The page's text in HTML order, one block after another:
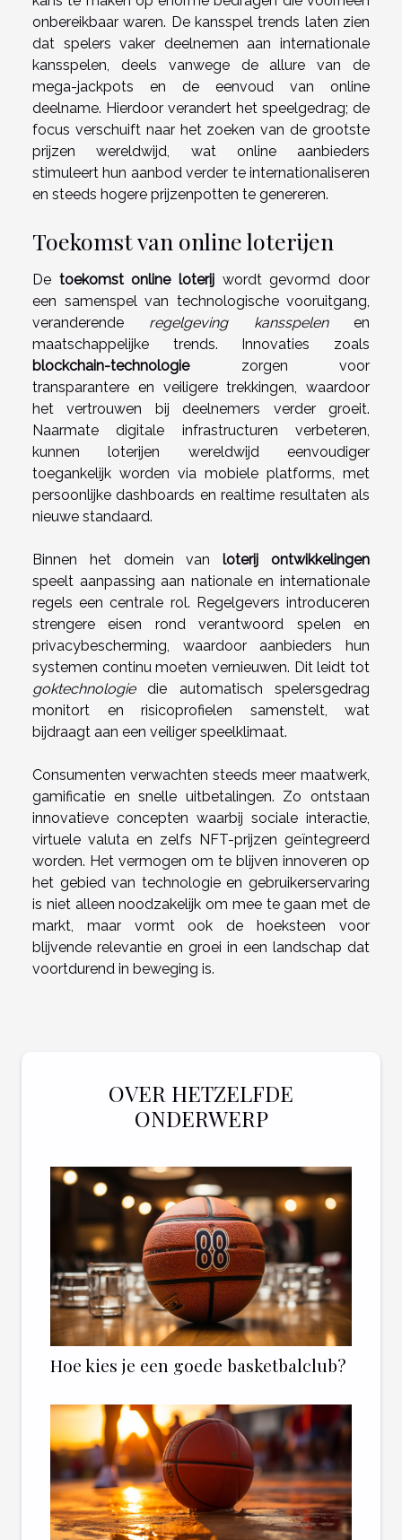
onbereikbaar waren. De kansspel trends laten zien
dat spelers vaker deelnemen aan internationale
kansspelen, deels vanwege de allure van de
mega-jackpots en de eenvoud van online
deelname. Hierdoor verandert het speelgedrag; de
focus verschuift naar het zoeken van de grootste
prijzen wereldwijd, wat online aanbieders
stimuleert hun aanbod verder te internationaliseren
en steeds hogere prijzenpotten te genereren.
Toekomst van online loterijen
De toekomst online loterij wordt gevormd door
een samenspel van technologische vooruitgang,
veranderende regelgeving kansspelenen
maatschappelijke trends. Innovaties zoals
blockchain-technologiezorgen voor
transparantere en veiligere trekkingen, waardoor
het vertrouwen bij deelnemers verder groeit.
Naarmate digitale infrastructuren verbeteren,
kunnen loterijen wereldwijd eenvoudiger
toegankelijk worden via mobiele platforms, met
persoonlijke dashboards en realtime resultaten als
nieuwe standaard.
Binnen het domein vanloterij ontwikkelingen
speelt aanpassing aan nationale en internationale
regels een centrale rol. Regelgevers introduceren
strengere eisen rond verantwoord spelen en
privacybescherming, waardoor aanbieders hun
systemen continu moeten vernieuwen. Dit leidt tot
goktechnologiedie automatisch spelersgedrag
monitort en risicoprofielen samenstelt, wat
bijdraagt aan een veiliger speelklimaat.
Consumenten verwachten steeds meer maatwerk,
gamificatie en snelle uitbetalingen. Zo ontstaan
innovatieve concepten waarbij sociale interactie,
virtuele valuta en zelfs NFT-prijzen geïntegreerd
worden. Het vermogen om te blijven innoveren op
het gebied van technologie en gebruikerservaring
is niet alleen noodzakelijk om mee te gaan met de
markt, maar vormt ook de hoeksteen voor
blijvende relevantie en groei in een landschap dat
voortdurend in beweging is.
OVER HETZELFDE
ONDERWERP
Hoe kies je een goede basketbalclub?